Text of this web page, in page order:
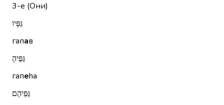
3-е (Они)
גַּפָּיו
гапав
גַּפֶּיהָ
гапеhа
גַּפֵּיהֶם